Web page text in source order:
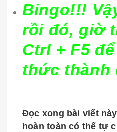
Bingo!!!
rồi đó, giờ
Ctrl + F5
thức thành
Đọc xong bài viết
hoàn toàn có thể tự